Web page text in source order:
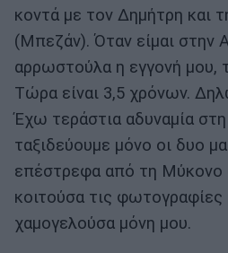
κοντά με τον Δημήτρη και
(Μπεζάν). Όταν είμαι στην
αρρωστούλα η εγγονή μου,
Τώρα είναι 3,5 χρόνων.
Έχω τεράστια αδυναμία
ταξιδεύουμε μόνο οι δυο
επέστρεφα από τη Μύκονο
κοιτούσα τις φωτογραφίες
χαμογελούσα μόνη μου.